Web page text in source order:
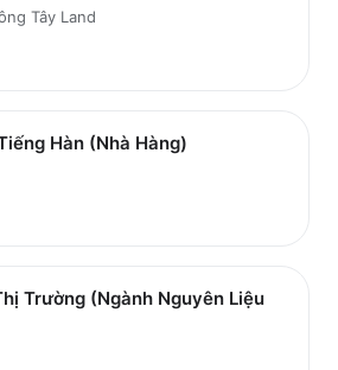
Tây Land
Hàn (Nhà Hàng)
Trường (Ngành Nguyên Liệu